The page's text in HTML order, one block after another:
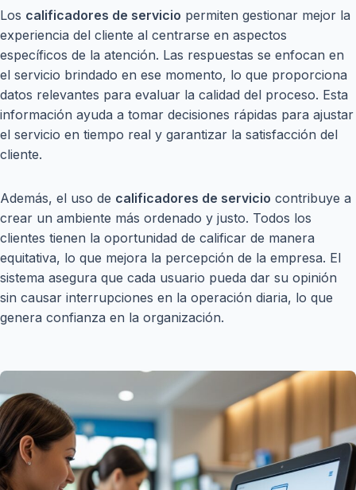
Los calificadores de servicio permiten gestionar mejor la
experiencia del cliente al centrarse en aspectos
específicos de la atención. Las respuestas se enfocan en
el servicio brindado en ese momento, lo que proporciona
datos relevantes para evaluar la calidad del proceso. Esta
información ayuda a tomar decisiones rápidas para ajustar
el servicio en tiempo real y garantizar la satisfacción del
cliente.
Además, el uso de calificadores de servicio contribuye a
crear un ambiente más ordenado y justo. Todos los
clientes tienen la oportunidad de calificar de manera
equitativa, lo que mejora la percepción de la empresa. El
sistema asegura que cada usuario pueda dar su opinión
sin causar interrupciones en la operación diaria, lo que
genera confianza en la organización.